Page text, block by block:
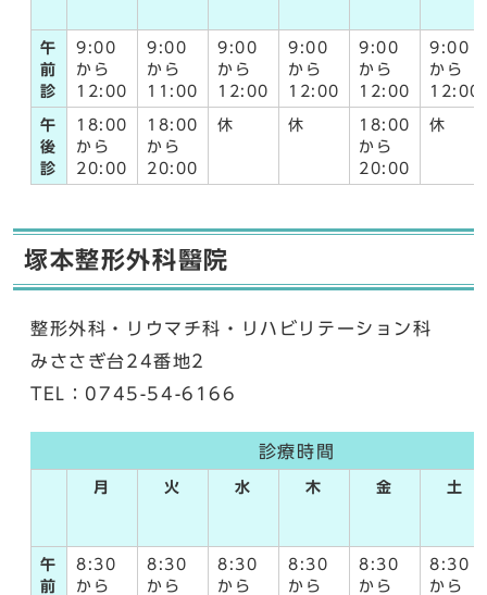
午
前
診
9:00
から
12:00
9:00
から
11:00
9:00
から
12:00
9:00
から
12:00
9:00
から
12:00
9:00
から
12:00
午
後
診
18:00
から
20:00
18:00
から
20:00
休 休
18:00
から
20:00
休
塚本整形外科醫院
整形外科・リウマチ科・リハビリテーション科
みささぎ台24番地2
TEL：0745-54-6166
診療時間
月 火 水 木 金 土
午
前
8:30
から
8:30
から
8:30
から
8:30
から
8:30
から
8:30
から